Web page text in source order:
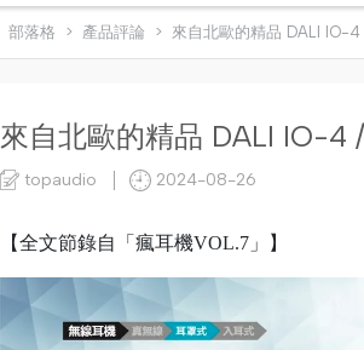
部落格 產品評論 來自北歐的精品 DALI IO-
來自北歐的精品 DALI IO-4
topaudio 2024-08-26
【全文節錄自「瘋耳機VOL.7」】